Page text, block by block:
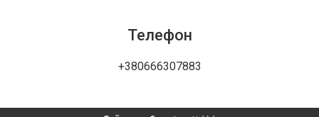
Телефон
+380666307883